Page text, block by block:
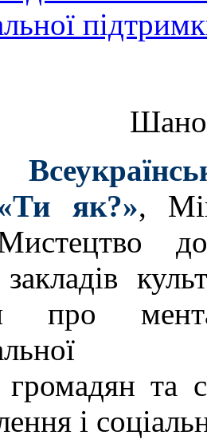
як?»,
закладів
про
та
і